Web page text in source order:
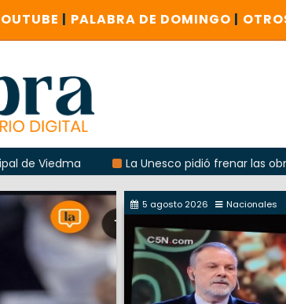
| PALABRA DE DOMINGO |
La Unesco pidió frenar las obras del
5 agosto 2026 Nacionales